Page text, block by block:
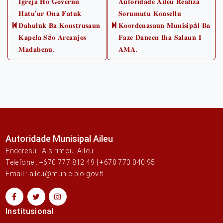
navigation
Previous
post:
𝐇𝐚𝐭𝐮’𝐮𝐫 𝐎𝐧𝐚 𝐅𝐚𝐭𝐮𝐤
𝐃𝐚𝐡𝐮𝐥𝐮𝐤 𝐁𝐚 𝐊𝐨𝐧𝐬𝐭𝐫𝐮𝐬𝐚𝐮𝐧
𝐊𝐚𝐩𝐞𝐥𝐚 𝐒ã𝐨 𝐀𝐫𝐜𝐚𝐧𝐣𝐨𝐬
𝐌𝐚𝐝𝐚𝐛𝐞𝐧𝐮.
Next
post:
𝐒𝐨𝐫𝐮𝐦𝐮𝐭𝐮 𝐊𝐨𝐧𝐬𝐞𝐥𝐥𝐮
𝐊𝐨𝐨𝐫𝐝𝐞𝐧𝐚𝐬𝐚𝐮𝐧 𝐌𝐮𝐧𝐢𝐬𝐢𝐩á𝐥 𝐁𝐚
𝐅𝐚𝐳𝐞 𝐃𝐚𝐧𝐞𝐞𝐧 𝐈𝐡𝐚 𝐒𝐚𝐥𝐚𝐮𝐧 𝐈
𝐀𝐌𝐀.
Autoridade Munisipal Aileu
Enderesu : Aisirimou, Aileu
Telefone : +670 777 812 49 | +670 773 040 95
Email : aileu@municipio.gov.tl
Institusional